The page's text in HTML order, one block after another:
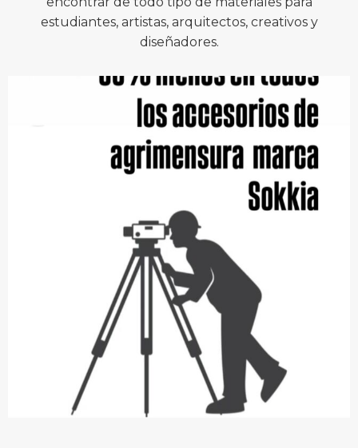
estudiantes, artistas, arquitectos, creativos y
diseñadores.